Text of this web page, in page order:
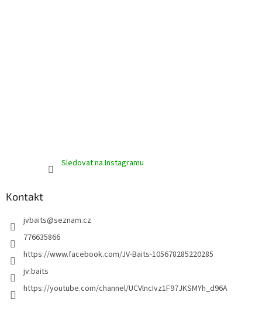
Sledovat na Instagramu
Kontakt
jvbaits@seznam.cz
776635866
https://www.facebook.com/JV-Baits-105678285220285
jv.baits
https://youtube.com/channel/UCVlncIvz1F97JKSMYh_d96A